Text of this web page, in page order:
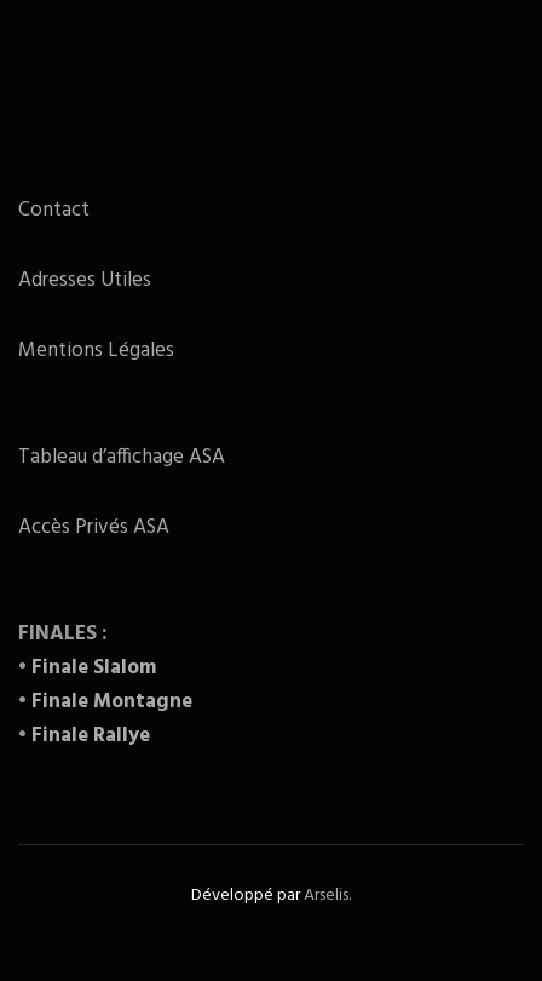
Contact
Adresses Utiles
Mentions Légales
Tableau d’affichage ASA
Accès Privés ASA
FINALES :
• Finale Slalom
• Finale Montagne
• Finale Rallye
Développé parArselis.